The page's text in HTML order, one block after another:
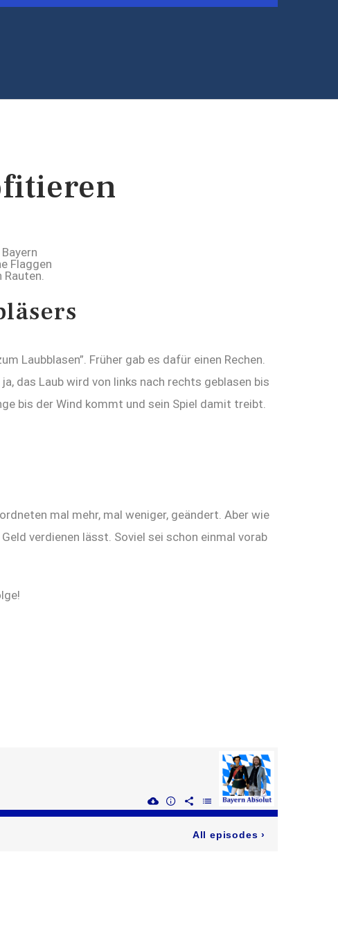
Laubblasen”. Früher gab es dafür einen Rechen.
das Laub wird von links nach rechts geblasen bis
bis der Wind kommt und sein Spiel damit treibt.
mal mehr, mal weniger, geändert. Aber wie
verdienen lässt. Soviel sei schon einmal vorab